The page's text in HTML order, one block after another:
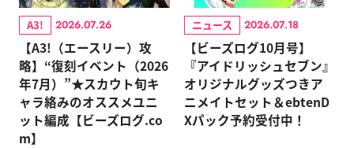
A3! 2026.07.26
【A3!（エースリー）攻
略】“復刻イベント（2026
年7月）”★スカウト旬キ
ャラ絡みのオススメユニ
ット編成【ビーズログ.co
m】
ニュース 2026.07.18
【ビーズログ10月号】
『アイドリッシュセブン』
オリジナルグッズつきア
ニメイトセット＆ebtenD
Xパック予約受付中！